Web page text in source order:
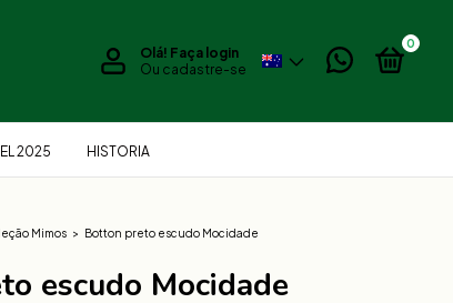
Olá! Faça login
Ou cadastre-se
0
2025 HISTORIA
Mimos > Botton preto escudo Mocidade
escudo Mocidade